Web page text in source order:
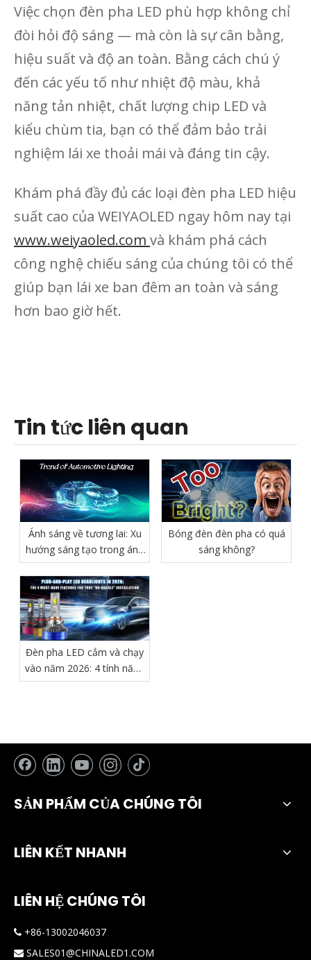
Việc chọn đèn pha LED phù hợp không chỉ
đòi hỏi độ sáng — mà còn là sự cân bằng,
hiệu suất và độ an toàn. Bằng cách chú ý
đến các yếu tố như nhiệt độ màu, khả
năng tản nhiệt, chất lượng chip LED và
kiểu chùm tia, bạn có thể đảm bảo trải
nghiệm lái xe thoải mái và đáng tin cậy.
Khám phá đầy đủ các loại đèn pha LED hiệu
suất cao của WEIYAOLED ngay hôm nay tại
www.weiyaoled.com và khám phá cách
công nghệ chiếu sáng của chúng tôi có thể
giúp bạn lái xe ban đêm an toàn và sáng
hơn bao giờ hết.
Tin tức liên quan
Ánh sáng về tương lai: Xu
hướng sáng tạo trong ánh
sáng ô tô
Bóng đèn đèn pha có quá
sáng không?
Đèn pha LED cắm và chạy
vào năm 2026: 4 tính năng
bắt buộc phải có để lắp
SẢN PHẨM CỦA CHÚNG TÔI
LIÊN KẾT NHANH
LIÊN HỆ CHÚNG TÔI
 +86-13002046037
 SALES01@CHINALED1.COM